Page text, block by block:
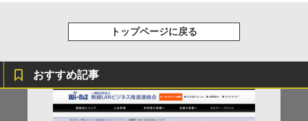
トップページに戻る
おすすめ記事